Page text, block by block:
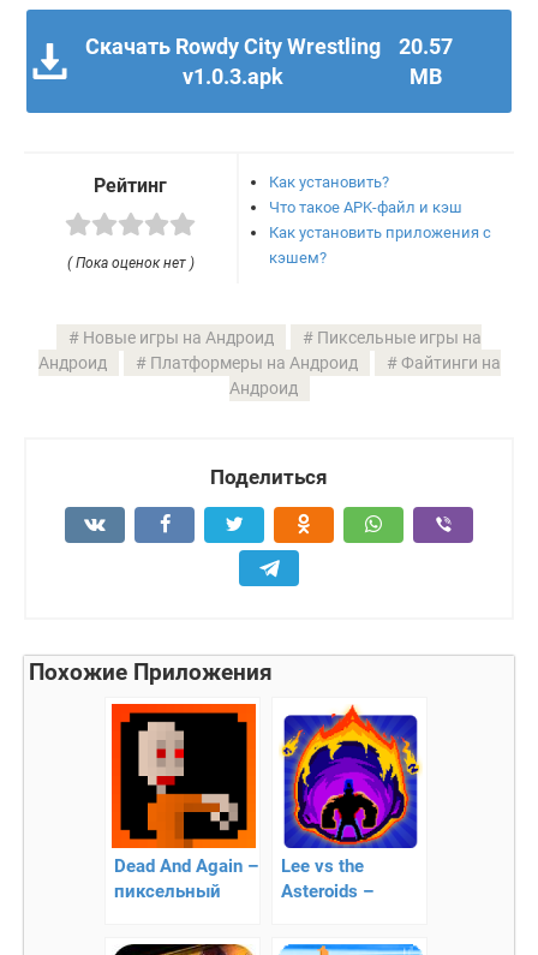
Скачать Rowdy City Wrestling
v1.0.3.apk
20.57
MB
Рейтинг
( Пока оценок нет )
Как установить?
Что такое APK-файл и кэш
Как установить приложения с
кэшем?
Новые игры на Андроид
Пиксельные игры на
Андроид
Платформеры на Андроид
Файтинги на
Андроид
Поделиться
Похожие Приложения
Dead And Again –
пиксельный
Lee vs the
Asteroids –
аркада